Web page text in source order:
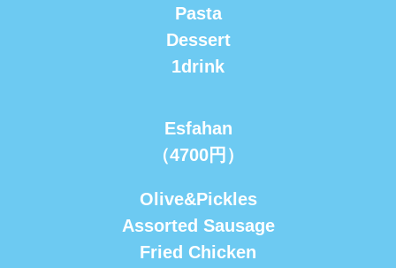
Pasta
Dessert
1drink
Esfahan
（4700円）
Olive&Pickles
Assorted Sausage
Fried Chicken